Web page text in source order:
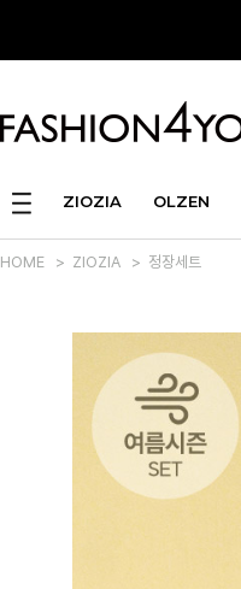
ZIOZIA OLZEN
HOME > ZIOZIA > 정장세트